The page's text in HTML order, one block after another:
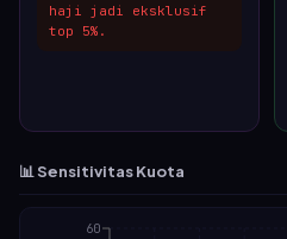
haji jadi eksklusif
top 5%.
📊 Sensitivitas Kuota
60